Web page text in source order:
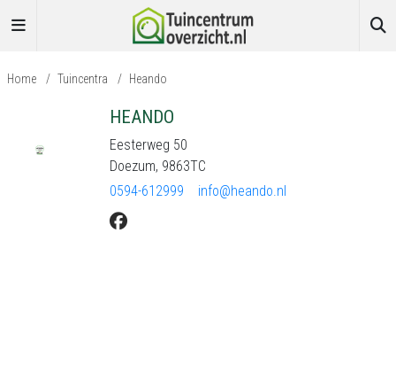
Home / Tuincentra / Heando
HEANDO
Eesterweg 50
Doezum, 9863TC
0594-612999
info@heando.nl